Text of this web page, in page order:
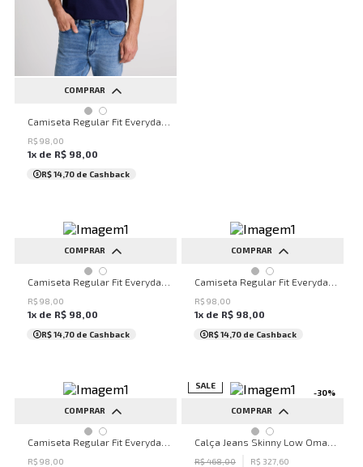
COMPRAR
PP P M G
R$ 98 00
1x de R$ 98 00
R$ 14,70 de Cashback
COMPRAR
PP P M
R$ 98 00
1x de R$ 98 00
R$ 14,70 de Cashback
COMPRAR
PP P M G
R$ 98 00
1x de R$ 98 00
R$ 14,70 de Cashback
COMPRAR
PP P M G
R$ 98 00
SALE
-30%
COMPRAR
38 40 42 44
46
50
R$468,00 R$ 327 60